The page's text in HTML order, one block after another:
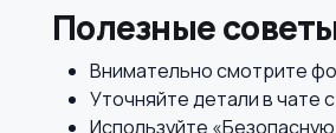
Полезные
Внимательно смотрите
Уточняйте детали в чате
Используйте